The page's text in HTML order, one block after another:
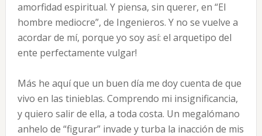
amorfidad espiritual. Y piensa, sin querer, en “El
hombre mediocre”, de Ingenieros. Y no se vuelve a
acordar de mí, porque yo soy así: el arquetipo del
ente perfectamente vulgar!
Más he aquí que un buen día me doy cuenta de que
vivo en las tinieblas. Comprendo mi insignificancia,
y quiero salir de ella, a toda costa. Un megalómano
anhelo de “figurar” invade y turba la inacción de mis